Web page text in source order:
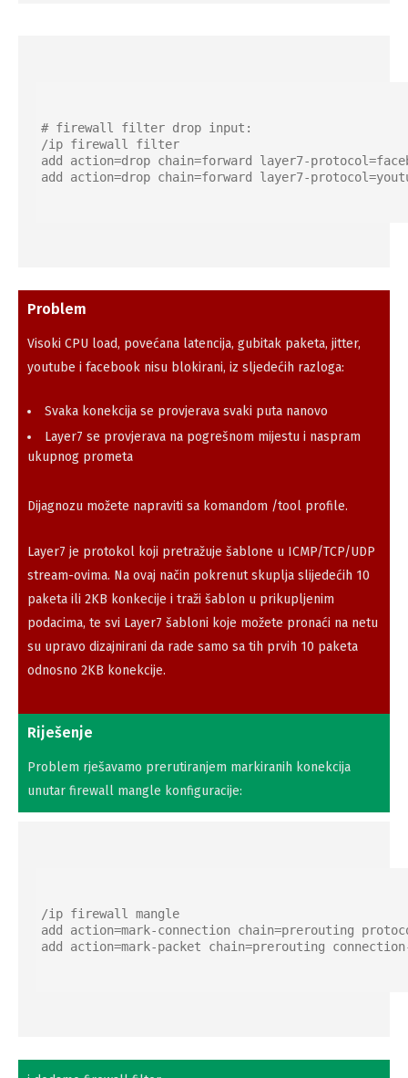
# firewall filter drop input:
/ip firewall filter
add action=drop chain=forward layer7-
add action=drop chain=forward layer7-
Problem
Visoki CPU load, povećana latencija, gubitak paketa, jitter,
youtube i facebook nisu blokirani, iz sljedećih razloga:
Svaka konekcija se provjerava svaki puta nanovo
Layer7 se provjerava na pogrešnom mijestu i naspram
ukupnog prometa
Dijagnozu možete napraviti sa komandom /tool profile.
Layer7 je protokol koji pretražuje šablone u ICMP/TCP/UDP
stream-ovima. Na ovaj način pokrenut skuplja slijedećih 10
paketa ili 2KB konkecije i traži šablon u prikupljenim
podacima, te svi Layer7 šabloni koje možete pronaći na netu
su upravo dizajnirani da rade samo sa tih prvih 10 paketa
odnosno 2KB konekcije.
Riješenje
Problem rješavamo prerutiranjem markiranih konekcija
unutar firewall mangle konfiguracije:
/ip firewall mangle
add action=mark-connection chain=prerouting
add action=mark-packet chain=prerouting